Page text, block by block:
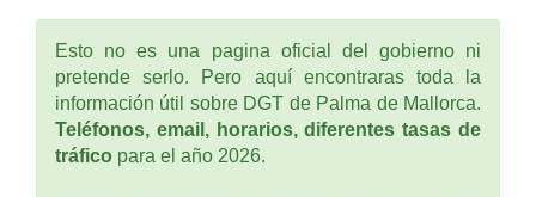
Esto no es una pagina oficial del gobierno ni
pretende serlo. Pero aquí encontraras toda la
información útil sobre DGT de Palma de Mallorca.
Teléfonos, email, horarios, diferentes tasas de
tráfico para el año 2026.